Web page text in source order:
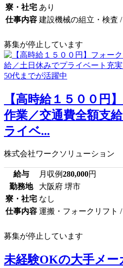
寮・社宅 あり
仕事内容 建設機械の組立・検査
募集が停止しています
【高時給１５００円
作業／交通費全額支
ライベ...
株式会社ワークソリューション
給与 月収例280,000円
勤務地
大阪府 堺市
寮・社宅 なし
仕事内容 運搬・フォークリフト
募集が停止しています
未経験OKの大手メー